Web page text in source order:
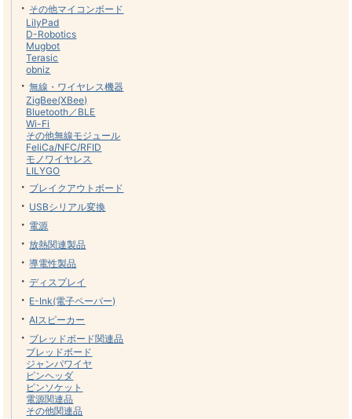
・ その他マイコンボード
LilyPad
D-Robotics
Mugbot
Terasic
obniz
・無線・ワイヤレス機器
ZigBee(XBee)
Bluetooth／BLE
Wi-Fi
その他無線モジュール
FeliCa/NFC/RFID
モノワイヤレス
LILYGO
・ ブレイクアウトボード
・ USBシリアル変換
・ 電源
・放熱関連製品
・導電性製品
・ディスプレイ
・ E-Ink(電子ペーパー)
・AIスピーカー
・ ブレッドボード関連品
ブレッドボード
ジャンパワイヤ
ピンヘッダ
ピンソケット
電源関連品
その他関連品